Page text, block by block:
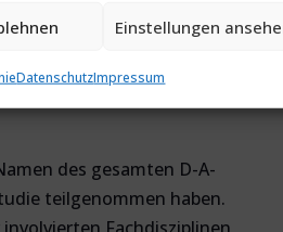
Einstellungen
DatenschutzImpressum
und können hier
des gesamten D-A-
teilgenommen haben.